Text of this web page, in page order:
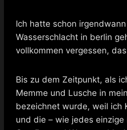
Ich hatte schon
Wasserschlacht in berlin
vollkommen vergessen,
Bis zu dem Zeitpunkt, als
Memme und Lusche in
bezeichnet wurde, weil ich
und die – wie jedes einzige